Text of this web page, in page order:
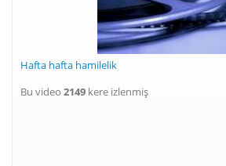
Hafta hafta hamilelik
Bu video 2149 kere izlenmiş